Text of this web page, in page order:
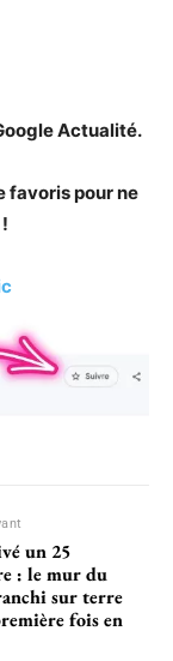
Actualité.
favoris pour ne
un 25
: le mur du
sur terre
fois en